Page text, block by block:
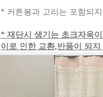
* 커튼봉과 고리는 포함되
* 재단시 생기는 초크자욱
이로 인한 교환,반품이 되지